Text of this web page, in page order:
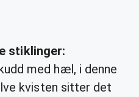
stiklinger:
med hæl, i denne
kvisten sitter det